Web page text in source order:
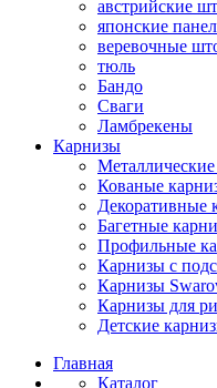
австрийские
японские
веревочные
тюль
Бандо
Сваги
Ламбрекены
Карнизы
Кованые
Декоративные
Багетные
Профильные
Карнизы с
Карнизы
Карнизы для
Детские
Главная
Каталог